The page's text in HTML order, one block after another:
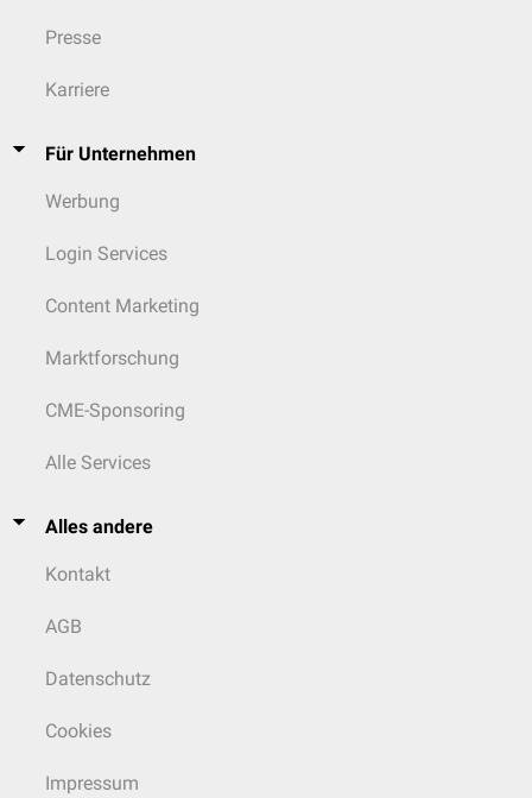
Presse
Karriere
Für Unternehmen
Werbung
Login Services
Content Marketing
Marktforschung
CME-Sponsoring
Alle Services
Alles andere
Kontakt
AGB
Datenschutz
Cookies
Impressum